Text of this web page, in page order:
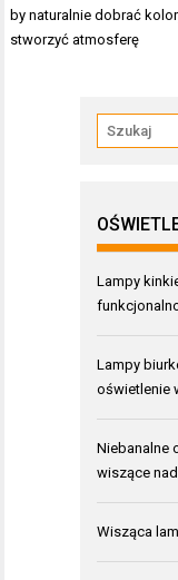
wpisu
by naturalnie dobrać
stworzyć atmosferę
Lampy
Lampy
oświetlenie
Niebanalne
wiszące
Wisząca